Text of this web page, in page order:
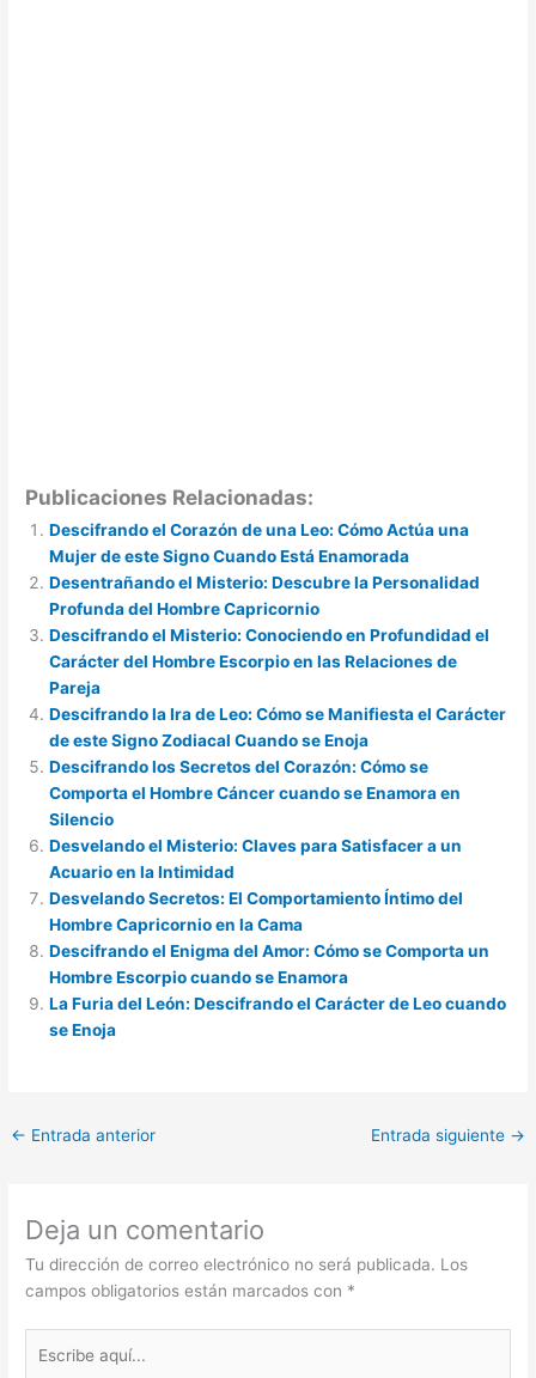
Publicaciones Relacionadas:
Descifrando el Corazón de una Leo: Cómo Actúa una
Mujer de este Signo Cuando Está Enamorada
Desentrañando el Misterio: Descubre la Personalidad
Profunda del Hombre Capricornio
Descifrando el Misterio: Conociendo en Profundidad el
Carácter del Hombre Escorpio en las Relaciones de
Pareja
Descifrando la Ira de Leo: Cómo se Manifiesta el Carácter
de este Signo Zodiacal Cuando se Enoja
Descifrando los Secretos del Corazón: Cómo se
Comporta el Hombre Cáncer cuando se Enamora en
Silencio
Desvelando el Misterio: Claves para Satisfacer a un
Acuario en la Intimidad
Desvelando Secretos: El Comportamiento Íntimo del
Hombre Capricornio en la Cama
Descifrando el Enigma del Amor: Cómo se Comporta un
Hombre Escorpio cuando se Enamora
La Furia del León: Descifrando el Carácter de Leo cuando
se Enoja
← Entrada anterior Entrada siguiente →
Deja un comentario
Tu dirección de correo electrónico no será publicada. Los
campos obligatorios están marcados con *
aquí...